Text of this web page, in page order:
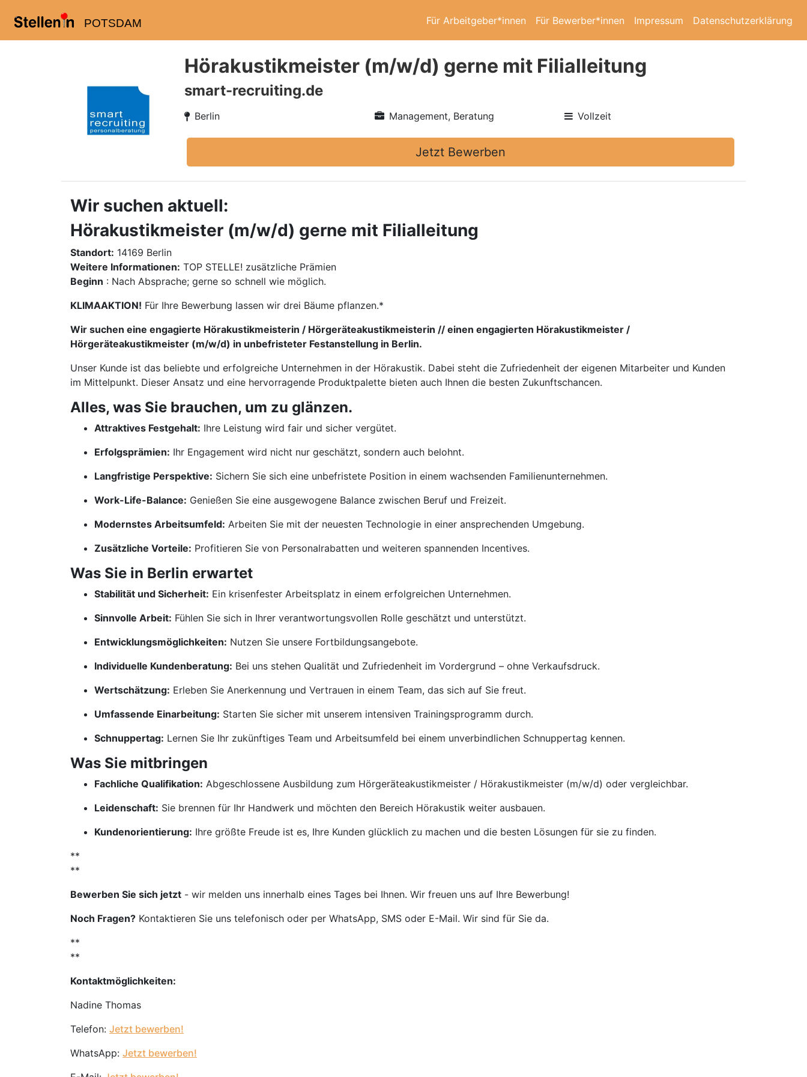
POTSDAM Für Arbeitgeber*innen Für Bewerber*innen Impressum Datenschutzerklärung
Hörakustikmeister (m/w/d) gerne mit Filialleitung
smart-recruiting.de
Berlin Management, Beratung Vollzeit
Jetzt Bewerben
Wir suchen aktuell:
Hörakustikmeister (m/w/d) gerne mit Filialleitung
Standort: 14169 Berlin
Weitere Informationen: TOP STELLE! zusätzliche Prämien
Beginn : Nach Absprache; gerne so schnell wie möglich.
KLIMAAKTION! Für Ihre Bewerbung lassen wir drei Bäume pflanzen.*
Wir suchen eine engagierte Hörakustikmeisterin / Hörgeräteakustikmeisterin // einen engagierten Hörakustikmeister /
Hörgeräteakustikmeister (m/w/d) in unbefristeter Festanstellung in Berlin.
Unser Kunde ist das beliebte und erfolgreiche Unternehmen in der Hörakustik. Dabei steht die Zufriedenheit der eigenen Mitarbeiter und Kunden
im Mittelpunkt. Dieser Ansatz und eine hervorragende Produktpalette bieten auch Ihnen die besten Zukunftschancen.
Alles, was Sie brauchen, um zu glänzen.
Attraktives Festgehalt: Ihre Leistung wird fair und sicher vergütet.
Erfolgsprämien: Ihr Engagement wird nicht nur geschätzt, sondern auch belohnt.
Langfristige Perspektive: Sichern Sie sich eine unbefristete Position in einem wachsenden Familienunternehmen.
Work-Life-Balance: Genießen Sie eine ausgewogene Balance zwischen Beruf und Freizeit.
Modernstes Arbeitsumfeld: Arbeiten Sie mit der neuesten Technologie in einer ansprechenden Umgebung.
Zusätzliche Vorteile: Profitieren Sie von Personalrabatten und weiteren spannenden Incentives.
Was Sie in Berlin erwartet
Stabilität und Sicherheit: Ein krisenfester Arbeitsplatz in einem erfolgreichen Unternehmen.
Sinnvolle Arbeit: Fühlen Sie sich in Ihrer verantwortungsvollen Rolle geschätzt und unterstützt.
Entwicklungsmöglichkeiten: Nutzen Sie unsere Fortbildungsangebote.
Individuelle Kundenberatung: Bei uns stehen Qualität und Zufriedenheit im Vordergrund – ohne Verkaufsdruck.
Wertschätzung: Erleben Sie Anerkennung und Vertrauen in einem Team, das sich auf Sie freut.
Umfassende Einarbeitung: Starten Sie sicher mit unserem intensiven Trainingsprogramm durch.
Schnuppertag: Lernen Sie Ihr zukünftiges Team und Arbeitsumfeld bei einem unverbindlichen Schnuppertag kennen.
Was Sie mitbringen
Fachliche Qualifikation: Abgeschlossene Ausbildung zum Hörgeräteakustikmeister / Hörakustikmeister (m/w/d) oder vergleichbar.
Leidenschaft: Sie brennen für Ihr Handwerk und möchten den Bereich Hörakustik weiter ausbauen.
Kundenorientierung: Ihre größte Freude ist es, Ihre Kunden glücklich zu machen und die besten Lösungen für sie zu finden.
**
**
Bewerben Sie sich jetzt - wir melden uns innerhalb eines Tages bei Ihnen. Wir freuen uns auf Ihre Bewerbung!
Noch Fragen? Kontaktieren Sie uns telefonisch oder per WhatsApp, SMS oder E-Mail. Wir sind für Sie da.
**
**
Kontaktmöglichkeiten:
Nadine Thomas
Telefon: Jetzt bewerben!
WhatsApp: Jetzt bewerben!